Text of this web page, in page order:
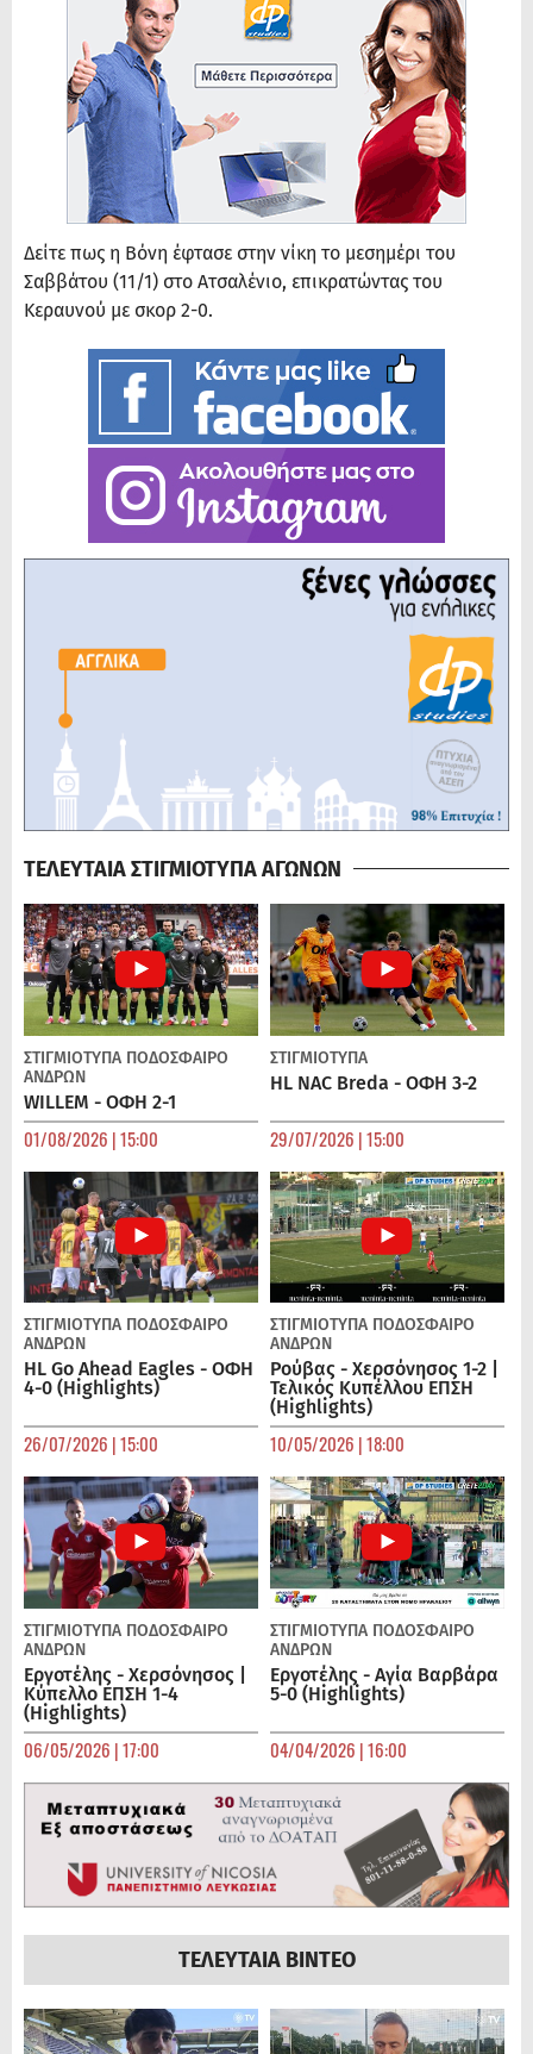
Δείτε πως η Βόνη έφτασε στην νίκη το μεσημέρι του
Σαββάτου (11/1) στο Ατσαλένιο, επικρατώντας του
Κεραυνού με σκορ 2-0.
ΤΕΛΕΥΤΑΙΑ ΣΤΙΓΜΙΟΤΥΠΑ ΑΓΩΝΩΝ
ΣΤΙΓΜΙΟΤΥΠΑ ΠΟΔΌΣΦΑΙΡΟ
ΑΝΔΡΏΝ
WILLEM - ΟΦΗ 2-1
01/08/2026 | 15:00
ΣΤΙΓΜΙΟΤΥΠΑ
HL NAC Breda - ΟΦΗ 3-2
29/07/2026 | 15:00
ΣΤΙΓΜΙΟΤΥΠΑ ΠΟΔΌΣΦΑΙΡΟ
ΑΝΔΡΏΝ
HL Go Ahead Eagles - ΟΦΗ
4-0 (Highlights)
26/07/2026 | 15:00
ΣΤΙΓΜΙΟΤΥΠΑ ΠΟΔΌΣΦΑΙΡΟ
ΑΝΔΡΏΝ
Ρούβας - Χερσόνησος 1-2 |
Τελικός Κυπέλλου ΕΠΣΗ
(Highlights)
10/05/2026 | 18:00
ΣΤΙΓΜΙΟΤΥΠΑ ΠΟΔΌΣΦΑΙΡΟ
ΑΝΔΡΏΝ
Εργοτέλης - Χερσόνησος |
Κύπελλο ΕΠΣΗ 1-4
(Highlights)
06/05/2026 | 17:00
ΣΤΙΓΜΙΟΤΥΠΑ ΠΟΔΌΣΦΑΙΡΟ
ΑΝΔΡΏΝ
Εργοτέλης - Αγία Βαρβάρα
5-0 (Highlights)
04/04/2026 | 16:00
ΤΕΛΕΥΤΑΙΑ ΒΙΝΤΕΟ